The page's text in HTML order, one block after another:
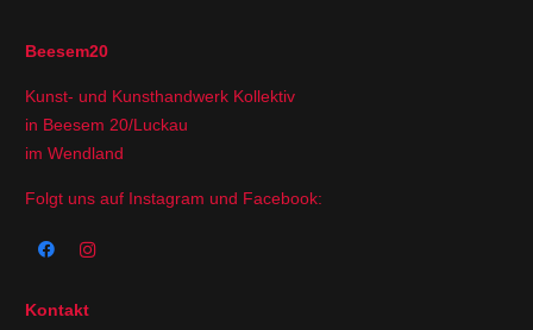
Beesem20
Kunst- und Kunsthandwerk Kollektiv
in Beesem 20/Luckau
im Wendland
Folgt uns auf Instagram und Facebook:
Kontakt